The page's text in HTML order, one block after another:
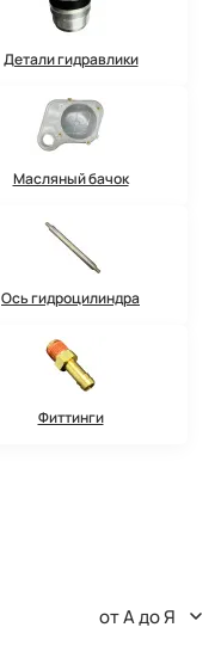
Детали гидравлики
Масляный бачок
Ось гидроцилиндра
Фиттинги
от А до Я